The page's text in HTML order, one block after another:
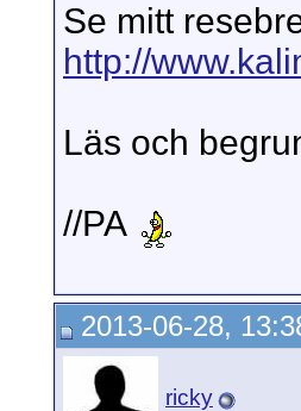
Se mitt
http://
Läs och
//PA
2013-06-28,
ricky